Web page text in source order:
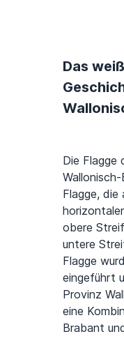
Das
Die Flagge
Flagge, die
obere
untere
Flagge
eingeführt
Provinz
eine
Brabant